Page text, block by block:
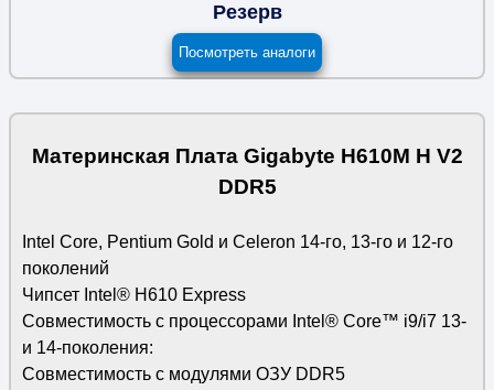
Резерв
Посмотреть аналоги
Материнская Плата Gigabyte H610M H V2
DDR5
Intel Core, Pentium Gold и Celeron 14-го, 13-го и 12-го
поколений
Чипсет Intel® H610 Express
Совместимость с процессорами Intel® Core™ i9/i7 13-
и 14-поколения:
Совместимость с модулями ОЗУ DDR5